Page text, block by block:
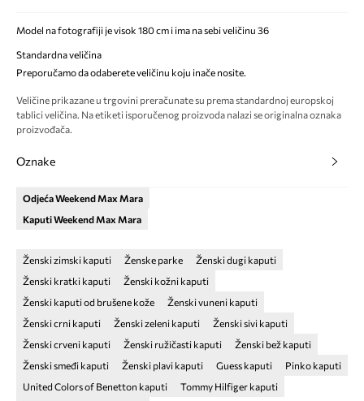
Model na fotografiji je visok 180 cm i ima na sebi veličinu 36
Standardna veličina
Preporučamo da odaberete veličinu koju inače nosite.
Veličine prikazane u trgovini preračunate su prema standardnoj europskoj
tablici veličina. Na etiketi isporučenog proizvoda nalazi se originalna oznaka
proizvođača.
Oznake
Odjeća Weekend Max Mara
Kaputi Weekend Max Mara
Ženski zimski kaputi Ženske parke
Ženski dugi kaputi
Ženski kratki kaputi
Ženski kožni kaputi
Ženski kaputi od brušene kože
Ženski vuneni kaputi
Ženski crni kaputi
Ženski zeleni kaputi
Ženski sivi kaputi
Ženski crveni kaputi
Ženski ružičasti kaputi
Ženski bež kaputi
Ženski smeđi kaputi
Ženski plavi kaputi Guess kaputi
Pinko kaputi
United Colors of Benetton kaputi
Tommy Hilfiger kaputi